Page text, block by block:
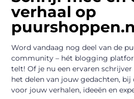
verhaal op
Word vandaag nog deel van de
community – hét blogging
telt! Of je nu een ervaren
het delen van jouw gedachten, bij
voor jouw verhalen, ideeën en